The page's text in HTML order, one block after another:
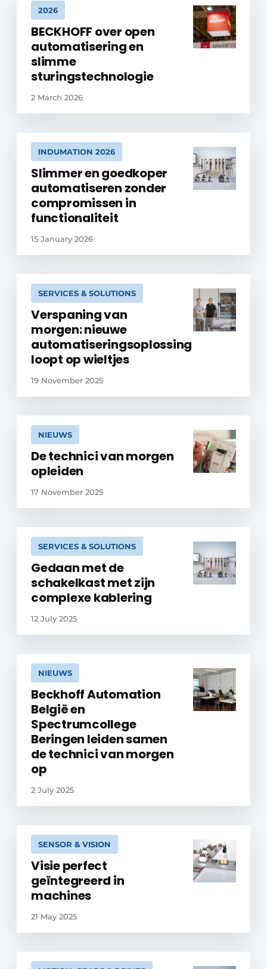
2026
BECKHOFF over open
automatisering en
slimme
sturingstechnologie
2 March 2026
INDUMATION 2026
Slimmer en goedkoper
automatiseren zonder
compromissen in
functionaliteit
15 January 2026
SERVICES & SOLUTIONS
Verspaning van
morgen: nieuwe
automatiseringsoplossing
loopt op wieltjes
19 November 2025
NIEUWS
De technici van morgen
opleiden
17 November 2025
SERVICES & SOLUTIONS
Gedaan met de
schakelkast met zijn
complexe kablering
12 July 2025
NIEUWS
Beckhoff Automation
België en
Spectrumcollege
Beringen leiden samen
de technici van morgen
op
2 July 2025
SENSOR & VISION
Visie perfect
geïntegreerd in
machines
21 May 2025